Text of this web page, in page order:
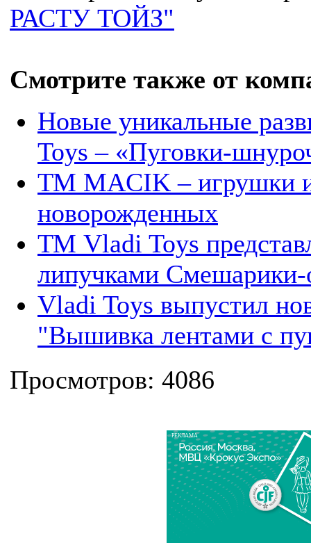
РАСТУ ТОЙЗ"
Смотрите также от
Новые уникальные
Toys – «Пуговки-
ТМ MACIK – игрушки и
новорожденных
ТМ Vladi Toys
липучками Смешарики-
Vladi Toys выпустил
"Вышивка лентами с
Просмотров: 4086
РЕКЛАМА